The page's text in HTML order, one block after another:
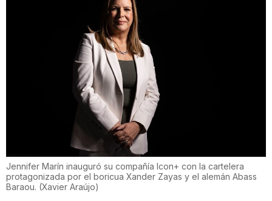
Jennifer Marín inauguró su compañía Icon+ con la cartelera
protagonizada por el boricua Xander Zayas y el alemán Abass
Baraou. (Xavier Araújo)